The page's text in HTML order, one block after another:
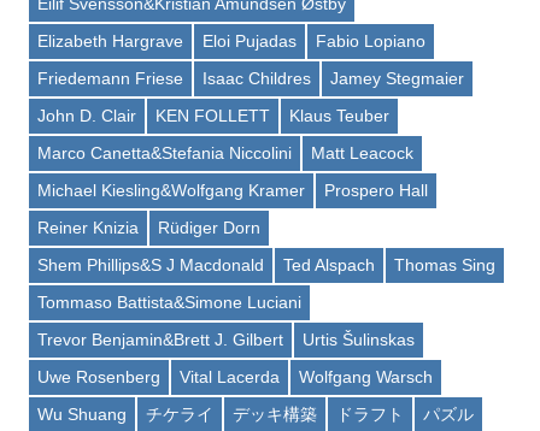
Elizabeth Hargrave
Eloi Pujadas
Fabio Lopiano
Friedemann Friese
Isaac Childres
Jamey Stegmaier
John D. Clair
KEN FOLLETT
Klaus Teuber
Marco Canetta&Stefania Niccolini
Matt Leacock
Michael Kiesling&Wolfgang Kramer
Prospero Hall
Reiner Knizia
Rüdiger Dorn
Shem Phillips&S J Macdonald
Ted Alspach
Thomas Sing
Tommaso Battista&Simone Luciani
Trevor Benjamin&Brett J. Gilbert
Urtis Šulinskas
Uwe Rosenberg
Vital Lacerda
Wolfgang Warsch
Wu Shuang
チケライ デッキ構築 ドラフト
パズル